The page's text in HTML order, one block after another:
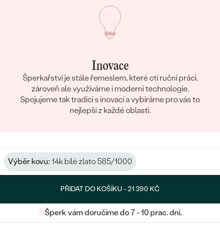
Inovace
Šperkařství je stále řemeslem, které ctí ruční práci,
zároveň ale využíváme i moderní technologie.
Spojujeme tak tradici s inovací a vybíráme pro vás to
nejlepší z každé oblasti.
Výběr kovu: 14k bílé zlato 585/1000
PŘIDAT DO KOŠÍKU -21 390 KČ
Šperk vám doručíme do 7 - 10 prac. dní.